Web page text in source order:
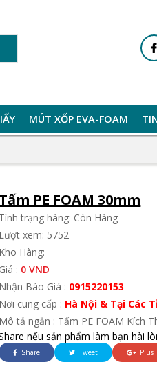
MÚT XỐP EVA-FOAM
Tấm PE FOAM 30mm
Tình trạng hàng: Còn Hàng
Lượt xem: 5752
Kho Hàng:
Giá : 0 VND
Nhận Báo Giá : 0915220153
Nơi cung cấp : Hà Nội & Tại Các
Mô tả ngắn : Tấm PE FOAM Kích
nếu sản phẩm làm bạn hài
Share Tweet Plus